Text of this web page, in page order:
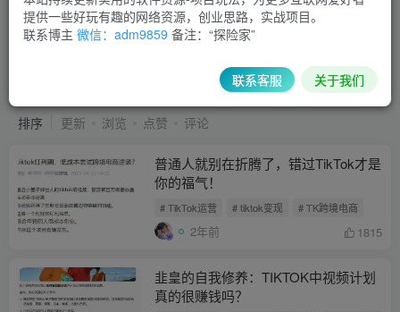
TikTok运营 共22篇
排序 更新 浏览 点赞 评论
普通人就别在折腾了，错过TikTok才是
你的福气！
# TikTok运营 # tiktok变现 # TK跨境电商
2年前 1815
韭皇的自我修养：TIKTOK中视频计划
真的很赚钱吗？
提供一些好玩有趣的网络资源，创业思路，实战项目。
联系博主 微信：adm9859 备注：“探险家”
联系客服 关于我们